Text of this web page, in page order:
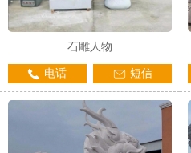
石雕人物
电话 短信